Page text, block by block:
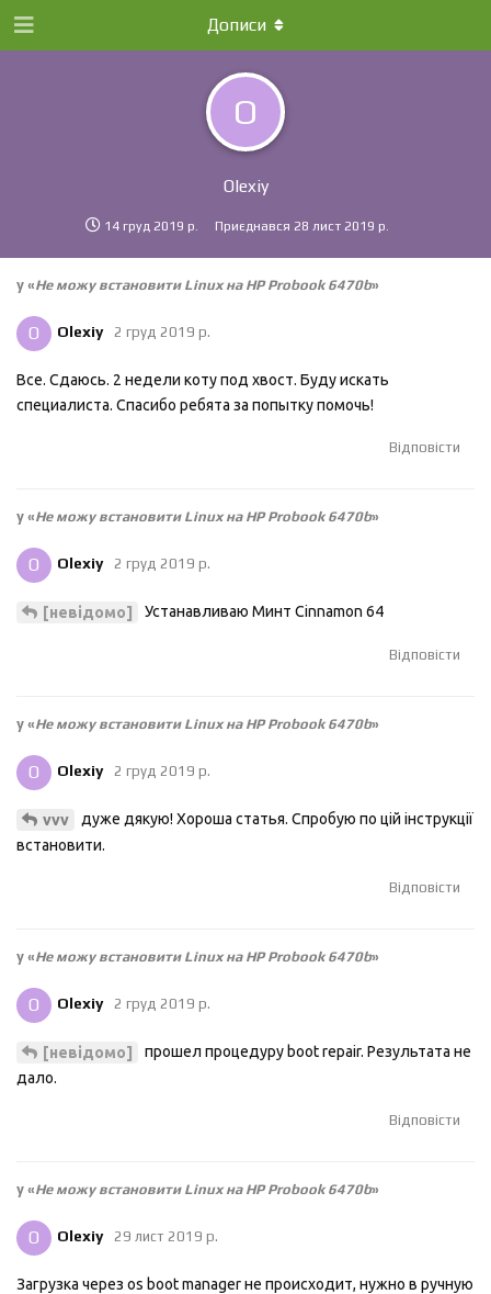
O
Olexiy
14 груд 2019 р. Приєднався 28 лист 2019 р.
Дописи
у «Не можу встановити Linux на HP Probook 6470b»
O Olexiy 2 груд 2019 р.
Все. Сдаюсь. 2 недели коту под хвост. Буду искать
специалиста. Спасибо ребята за попытку помочь!
Відповісти
у «Не можу встановити Linux на HP Probook 6470b»
O Olexiy 2 груд 2019 р.
[невідомо] Устанавливаю Минт Cinnamon 64
Відповісти
у «Не можу встановити Linux на HP Probook 6470b»
O Olexiy 2 груд 2019 р.
vvv
дуже дякую! Хороша статья. Спробую по цій інструкції
встановити.
Відповісти
у «Не можу встановити Linux на HP Probook 6470b»
O Olexiy 2 груд 2019 р.
[невідомо]
прошел процедуру boot repair. Результата не
дало.
Відповісти
у «Не можу встановити Linux на HP Probook 6470b»
O Olexiy 29 лист 2019 р.
Загрузка через os boot manager не происходит, нужно в ручную